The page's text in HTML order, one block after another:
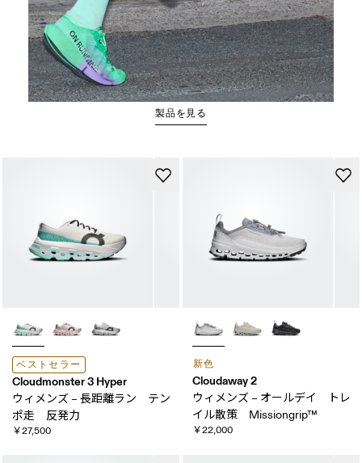
ベストセラー
Cloudmonster 3 Hyper
ウィメンズ – 長距離ラン テン
ポ走 反発力
￥27,500
新色
Cloudaway 2
ウィメンズ – オールデイ トレ
イル散策 Missiongrip™
￥22,000
Cloudboom Strike 2
製品を見る